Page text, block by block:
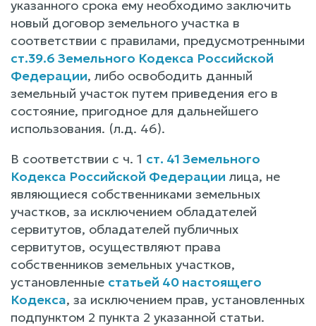
указанного срока ему необходимо заключить
новый договор земельного участка в
соответствии с правилами, предусмотренными
ст.39.6 Земельного Кодекса Российской
Федерации, либо освободить данный
земельный участок путем приведения его в
состояние, пригодное для дальнейшего
использования. (л.д. 46).
В соответствии с ч. 1 ст. 41 Земельного
Кодекса Российской Федерации лица, не
являющиеся собственниками земельных
участков, за исключением обладателей
сервитутов, обладателей публичных
сервитутов, осуществляют права
собственников земельных участков,
установленные статьей 40 настоящего
Кодекса, за исключением прав, установленных
подпунктом 2 пункта 2 указанной статьи.